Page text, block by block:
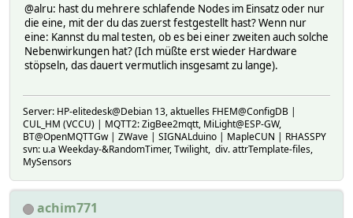
@alru: hast du mehrere schlafende Nodes im Einsatz oder nur
die eine, mit der du das zuerst festgestellt hast? Wenn nur
eine: Kannst du mal testen, ob es bei einer zweiten auch solche
Nebenwirkungen hat? (Ich müßte erst wieder Hardware
stöpseln, das dauert vermutlich insgesamt zu lange).
Server: HP-elitedesk@Debian 13, aktuelles FHEM@ConfigDB |
CUL_HM (VCCU) | MQTT2: ZigBee2mqtt, MiLight@ESP-GW,
BT@OpenMQTTGw | ZWave | SIGNALduino | MapleCUN | RHASSPY
svn: u.a Weekday-&RandomTimer, Twilight, div. attrTemplate-files,
MySensors
achim771